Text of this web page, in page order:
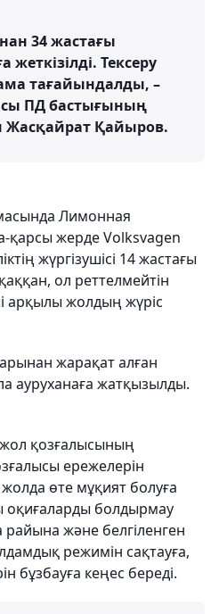
34 жастағы
Тексеру
тағайындалды, –
ПД бастығының
Жасқайрат Қайыров.
Лимонная
қарсы жерде Volksvagen
жүргізушісі 14 жастағы
ол реттелмейтін
арқылы жолдың жүріс
жарақат алған
ауруханаға жатқызылды.
қозғалысының
ережелерін
жолда өте мұқият болуға
болдырмау
райына және белгіленген
режимін сақтауға,
бұзбауға кеңес береді.